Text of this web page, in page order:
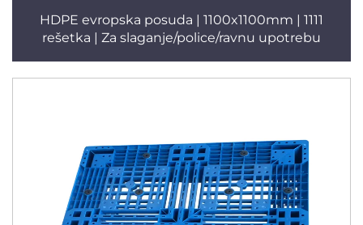
HDPE evropska posuda | 1100x1100mm | 1111
rešetka | Za slaganje/police/ravnu upotrebu